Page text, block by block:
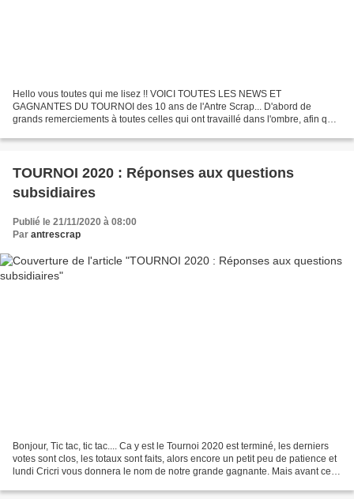
Hello vous toutes qui me lisez !! VOICI TOUTES LES NEWS ET
GAGNANTES DU TOURNOI des 10 ans de l'Antre Scrap... D'abord de
grands remerciements à toutes celles qui ont travaillé dans l'ombre, afin que
TOURNOI 2020 : Réponses aux questions
subsidiaires
Publié le 21/11/2020 à 08:00
Par antrescrap
Bonjour, Tic tac, tic tac.... Ca y est le Tournoi 2020 est terminé, les derniers
votes sont clos, les totaux sont faits, alors encore un petit peu de patience et
lundi Cricri vous donnera le nom de notre grande gagnante. Mais avant ce